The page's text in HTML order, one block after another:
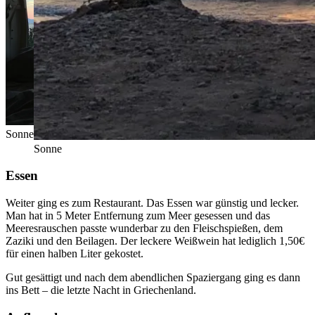
Sonnenuntergang
Sonne
Essen
Weiter ging es zum Restaurant. Das Essen war günstig und lecker.
Man hat in 5 Meter Entfernung zum Meer gesessen und das
Meeresrauschen passte wunderbar zu den Fleischspießen, dem
Zaziki und den Beilagen. Der leckere Weißwein hat lediglich 1,50€
für einen halben Liter gekostet.
Gut gesättigt und nach dem abendlichen Spaziergang ging es dann
ins Bett – die letzte Nacht in Griechenland.